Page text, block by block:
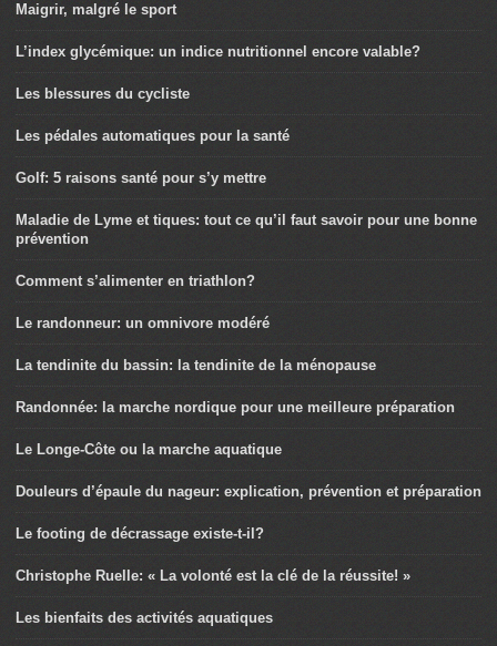
Maigrir, malgré le sport
L’index glycémique: un indice nutritionnel encore valable?
Les blessures du cycliste
Les pédales automatiques pour la santé
Golf: 5 raisons santé pour s’y mettre
Maladie de Lyme et tiques: tout ce qu’il faut savoir pour une bonne
prévention
Comment s’alimenter en triathlon?
Le randonneur: un omnivore modéré
La tendinite du bassin: la tendinite de la ménopause
Randonnée: la marche nordique pour une meilleure préparation
Le Longe-Côte ou la marche aquatique
Douleurs d’épaule du nageur: explication, prévention et préparation
Le footing de décrassage existe-t-il?
Christophe Ruelle: « La volonté est la clé de la réussite! »
Les bienfaits des activités aquatiques